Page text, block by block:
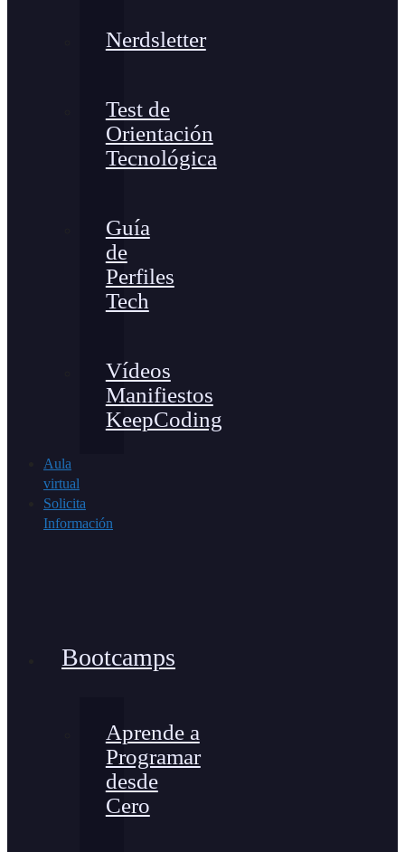
Nerdsletter
Test de
Orientación
Tecnológica
Guía
de
Perfiles
Tech
Vídeos
Manifiestos
KeepCoding
Aula
virtual
Solicita
Información
Bootcamps
Aprende a
Programar
desde
Cero